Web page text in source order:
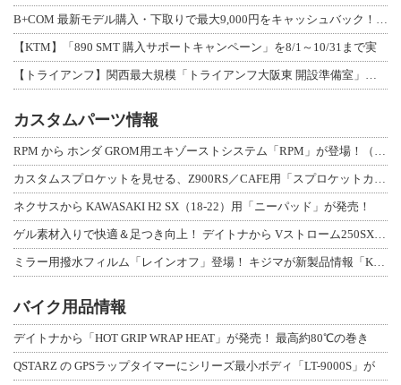
【KTM】「890 SMT 購入サポートキャンペーン」を8/1～10/31まで実
カスタムパーツ情報
ネクサスから KAWASAKI H2 SX（18-22）用「ニーパッド」が発売！
バイク用品情報
デイトナから「HOT GRIP WRAP HEAT」が発売！ 最高約80℃の巻き
QSTARZ の GPSラップタイマーにシリーズ最小ボディ「LT-9000S」が